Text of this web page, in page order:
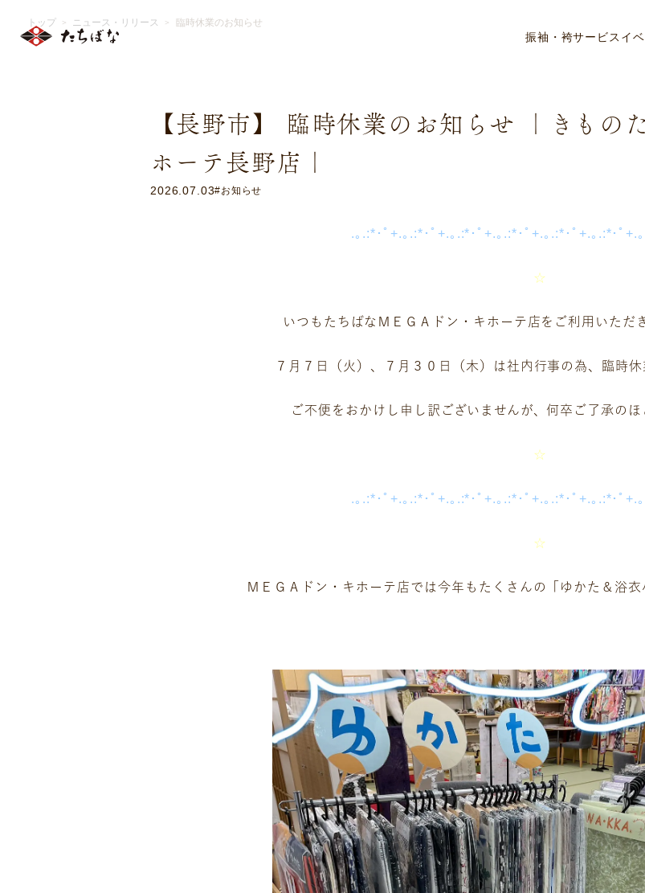
振袖・袴サービス イ
トップ ＞ ニュース・リリース ＞ 臨時休業のお知らせ
【長野市】 臨時休業のお知らせ ｜きもの
ホーテ長野店｜
2026.07.03#お知らせ
.｡.:*･ﾟ+.｡.:*･ﾟ+.｡.:*･ﾟ+.｡.:*･ﾟ+.｡.:*･ﾟ+.｡.:*･ﾟ+.
☆
いつもたちばなＭＥＧＡドン・キホーテ店をご利用いただ
７月７日（火）、７月３０日（木）は社内行事の為、臨時休
ご不便をおかけし申し訳ございませんが、何卒ご了承のほ
☆
.｡.:*･ﾟ+.｡.:*･ﾟ+.｡.:*･ﾟ+.｡.:*･ﾟ+.｡.:*･ﾟ+.｡.:*･ﾟ+.
☆
ＭＥＧＡドン・キホーテ店では今年もたくさんの「ゆかた＆浴衣